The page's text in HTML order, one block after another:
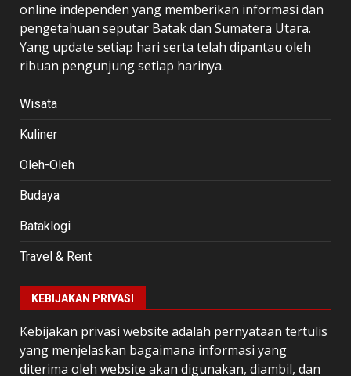
online independen yang memberikan informasi dan
pengetahuan seputar Batak dan Sumatera Utara.
Yang update setiap hari serta telah dipantau oleh
ribuan pengunjung setiap harinya.
Wisata
Kuliner
Oleh-Oleh
Budaya
Bataklogi
Travel & Rent
KEBIJAKAN PRIVASI
Kebijakan privasi website adalah pernyataan tertulis
yang menjelaskan bagaimana informasi yang
diterima oleh website akan digunakan, diambil, dan